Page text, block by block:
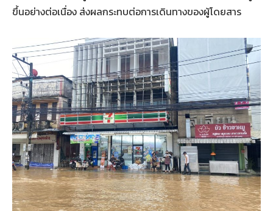
ขึ้นอย่างต่อเนื่อง ส่งผลกระทบต่อการเดินทางของผู้โดยสาร